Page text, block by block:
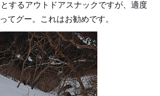
するアウトドアスナックですが、適度
てグー。これはお勧めです。